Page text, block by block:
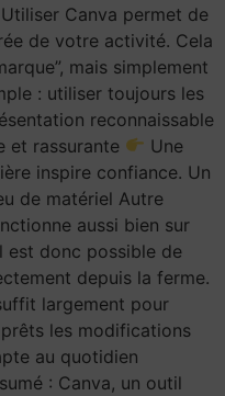
Canva permet de
de votre activité. Cela
mais simplement
: utiliser toujours les
reconnaissable
et rassurante
Une
inspire confiance. Un
de matériel Autre
aussi bien sur
est donc possible de
depuis la ferme.
largement pour
les modifications
au quotidien
: Canva, un outil